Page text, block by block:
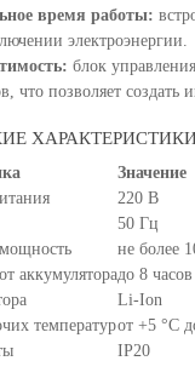
время работы:
электроэнергии.
блок
что позволяет
Значение
220 В
50 Гц
не более
аккумуляторадо 8 часов
Li-Ion
температурот +5 °C
IP20